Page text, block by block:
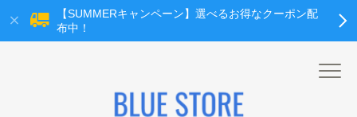
【SUMMERキャンペーン】選べるお得なクーポン配
布中！